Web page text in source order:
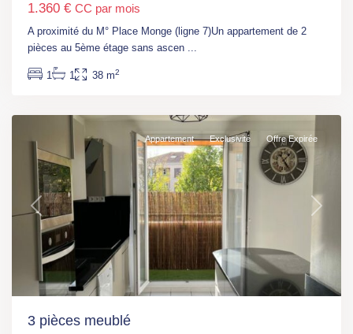
1.360 € CC par mois
A proximité du M° Place Monge (ligne 7)Un appartement de 2
pièces au 5ème étage sans ascen ...
1 1 38 m2
Chevilly
Larue,
Moulin
(Tram
Previous Next
Appartement Exclusivité Offre Expirée
3 pièces meublé
Paris,
Gare
(L